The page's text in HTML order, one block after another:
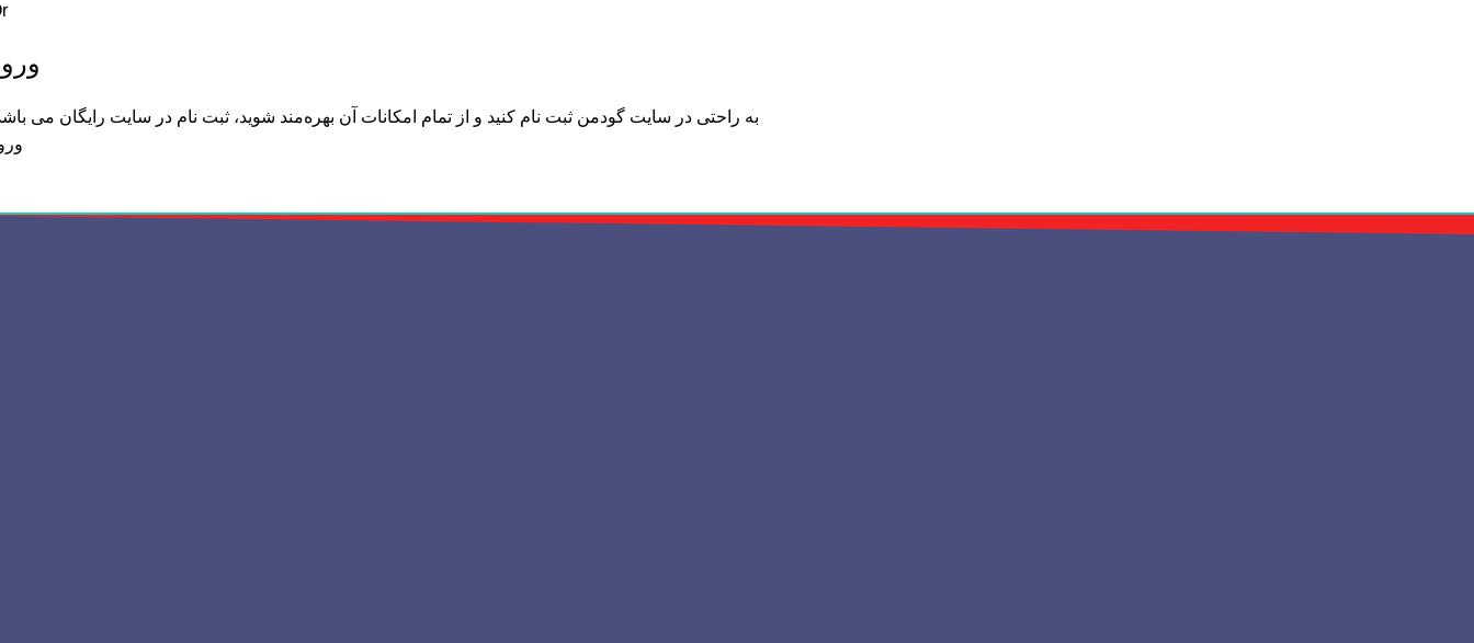
به راحتی در سایت گودمن ثبت نام کنید و از تمام امکانات آن بهره‌مند شوید، ثبت نام در سایت رایگان می